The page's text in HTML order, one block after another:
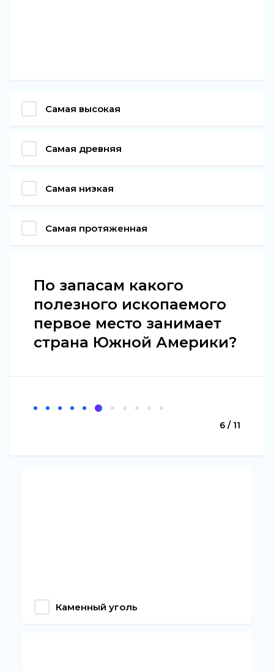
Самая высокая
Самая древняя
Самая низкая
Самая протяженная
По запасам какого
полезного ископаемого
первое место занимает
страна Южной Америки?
6 / 11
Каменный уголь